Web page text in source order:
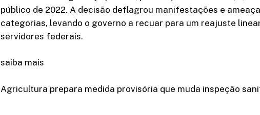
público de 2022. A decisão deflagrou manifestações e
categorias, levando o governo a recuar para um reajuste
servidores federais.
saiba mais
Agricultura prepara medida provisória que muda inspeção